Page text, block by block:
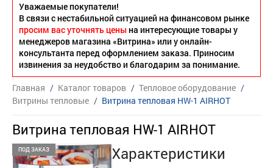
Уважаемые покупатели!
В связи с нестабильной ситуацией на финансовом рынке
просим вас уточнять цены на интересующие товары у
менеджеров магазина «Витрина» или у онлайн-
консультанта перед оформлением заказа. Приносим
извинения за неудобство и благодарим за понимание.
Главная / Каталог товаров / Тепловое оборудование /
Витрины тепловые / Витрина тепловая HW-1 AIRHOT
Витрина тепловая HW-1 AIRHOT
Характеристики
ПОД ЗАКАЗ